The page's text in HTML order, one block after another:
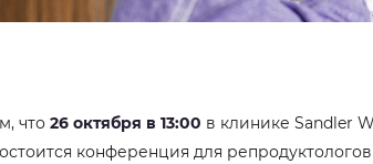
что 26 октября в 13:00 в клинике Sandler
конференция для репродуктологов